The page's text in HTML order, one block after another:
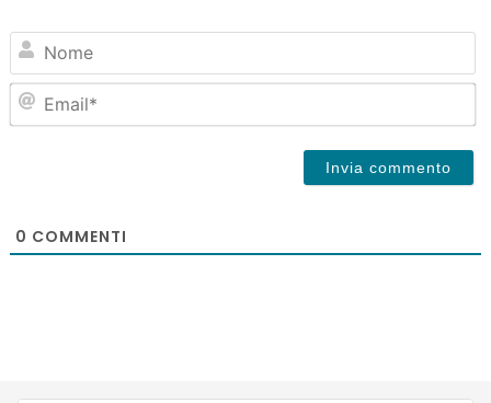
0 COMMENTI